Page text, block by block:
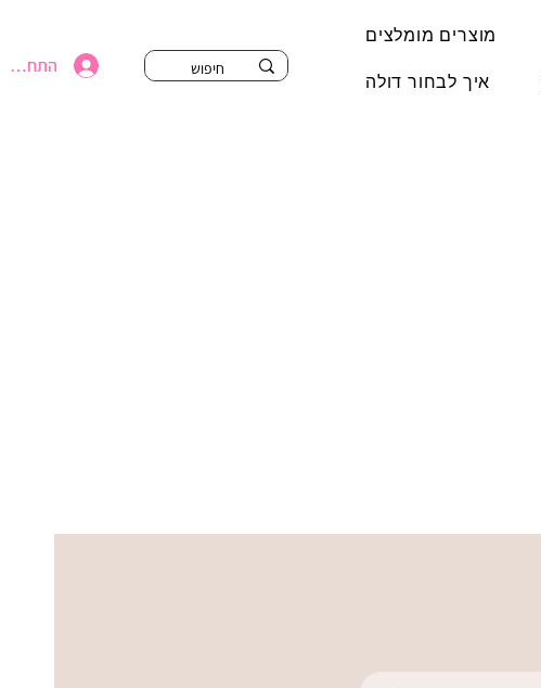
התחברי
מוצרים מומלצים
איך לבחור דולה